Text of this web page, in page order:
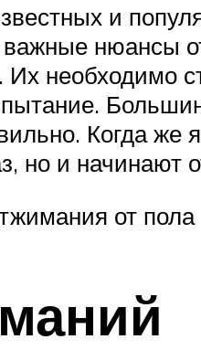
и
нюансы
Их
Когда же
но и начинают
от пола